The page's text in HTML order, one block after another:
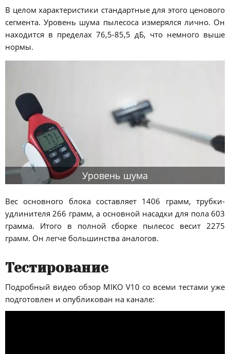
В целом характеристики стандартные для этого ценового
сегмента. Уровень шума пылесоса измерялся лично. Он
находится в пределах 76,5-85,5 дБ, что немного выше
нормы.
Уровень шума
Вес основного блока составляет 1406 грамм, трубки-
удлинителя 266 грамм, а основной насадки для пола 603
грамма. Итого в полной сборке пылесос весит 2275
грамм. Он легче большинства аналогов.
Тестирование
Подробный видео обзор MIKO V10 со всеми тестами уже
подготовлен и опубликован на канале: